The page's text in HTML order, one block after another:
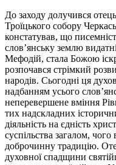
До заходу долучився
Троїцького собору
констатував, що
слов’янську землю
Мефодій, стала Божою
розпочався стрімкий
народів. Сьогодні ця
надбанням усього
неперевершене вміння
тих надскладних
діяльність на єдність
суспільства загалом,
доброчинну традицію.
духовної спадщини